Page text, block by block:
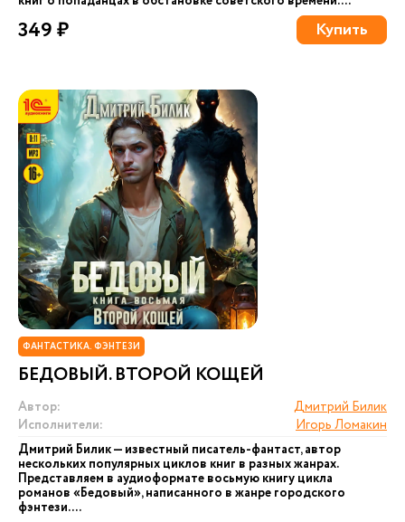
349 ₽ Купить
ФАНТАСТИКА. ФЭНТЕЗИ
БЕДОВЫЙ. ВТОРОЙ КОЩЕЙ
Автор:
Дмитрий Билик
Исполнители:
Игорь Ломакин
Дмитрий Билик — известный писатель-фантаст, автор
нескольких популярных циклов книг в разных жанрах.
Представляем в аудиоформате восьмую книгу цикла
романов «Бедовый», написанного в жанре городского
фэнтези. ...